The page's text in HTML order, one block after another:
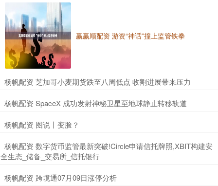
赢赢顺配资 游资“神话”撞上监管铁拳
​杨帆配资 芝加哥小麦期货跌至八周低点 收割进展带来压力
​杨帆配资 SpaceX 成功发射神秘卫星至地球静止转移轨道
​杨帆配资 图说丨变脸？
​杨帆配资 数字货币监管最新突破!Circle申请信托牌照,XBIT构建安
全生态_储备_交易所_信托银行
​杨帆配资 跨境通07月09日涨停分析